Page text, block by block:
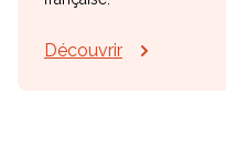
Découvrir